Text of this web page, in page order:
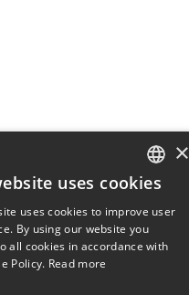
Bezpieczeństwo
ENGLISH
×
uses cookies
uses cookies to improve user
By using our website you
all cookies in accordance with
Policy. Read more